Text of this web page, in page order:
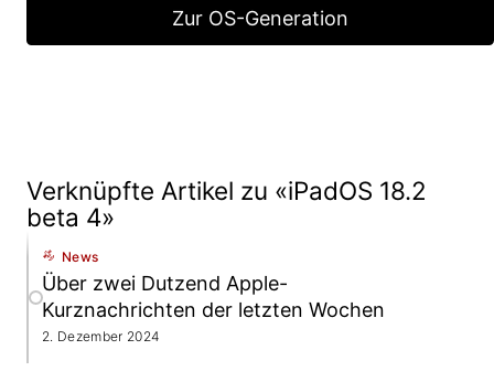
Zur OS-Generation
Verknüpfte Artikel zu «iPadOS 18.2
beta 4»
News
Über zwei Dutzend Apple-
Kurznachrichten der letzten Wochen
2. Dezember 2024